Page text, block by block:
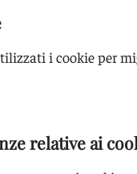
i cookie per
relative ai